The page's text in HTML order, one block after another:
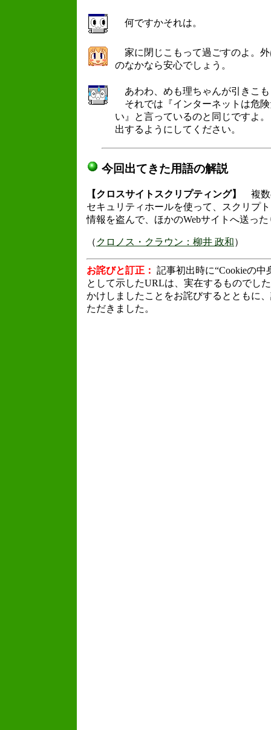
何ですかそれは。
家に閉じこもって過ごすのよ。
のなかなら安心でしょう。
あわわ、めも理ちゃんが引きこ
それでは『インターネットは危
い』と言っているのと同じですよ
出するようにしてください。
今回出てきた用語の解説
【クロスサイトスクリプティング】
複数
セキュリティホールを使って、スクリプ
情報を盗んで、ほかのWebサイトへ送っ
（ クロノス・クラウン：柳井 政和）
お詫びと訂正： 記事初出時に“Cookieの
として示したURLは、実在するものでし
かけしましたことをお詫びするとともに
ただきました。